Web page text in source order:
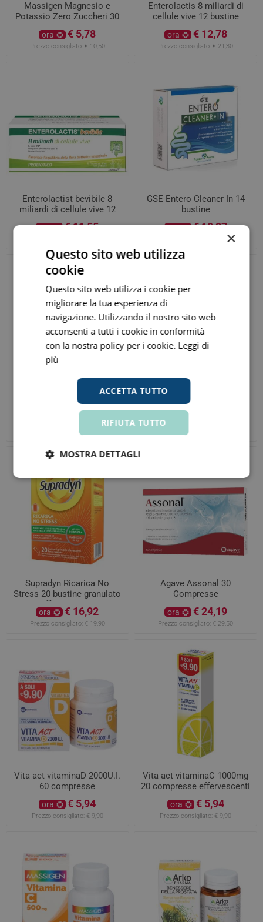
Massigen Magnesio e
Potassio Zero Zuccheri 30
ora € 5,78
Prezzo consigliato: € 10,50
Enterolactis 8 miliardi di
cellule vive 12 bustine
ora € 12,78
Prezzo consigliato: € 21,30
Enterolactist bevibile 8
miliardi di cellule vive 12
flaconcini
ora € 11,55
GSE Entero Cleaner In 14
bustine
ora € 10,27
€ 15,80
Moller's Omega 3 Cardio 60
capsule softgel
Prezzo consigliato:
Multicentrum Boost
Omega3 Cuore, Mente e
Vista 60 mini perle
Prezzo consigliato:
Supradyn Ricarica No
Stress 20 bustine granulato
effervescente
ora € 16,92
Prezzo consigliato: € 19,90
Agave Assonal 30
Compresse
ora € 24,19
Prezzo consigliato: € 29,50
Vita act vitaminaD 2000U.I.
60 compresse
ora € 5,94
Prezzo consigliato: € 9,90
Vita act vitaminaC 1000mg
20 compresse effervescenti
ora € 5,94
Prezzo consigliato: € 9,90
×
Questo sito web utilizza
cookie
Questo sito web utilizza i cookie per
migliorare la tua esperienza di
navigazione. Utilizzando il nostro sito web
acconsenti a tutti i cookie in conformità
con la nostra policy per i cookie. Leggi di
più
ACCETTA TUTTO
RIFIUTA TUTTO
MOSTRA DETTAGLI